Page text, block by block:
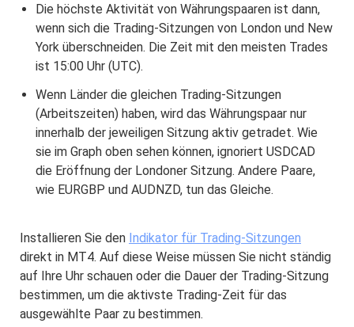
Die höchste Aktivität von Währungspaaren ist dann,
wenn sich die Trading-Sitzungen von London und New
York überschneiden. Die Zeit mit den meisten Trades
ist 15:00 Uhr (UTC).
Wenn Länder die gleichen Trading-Sitzungen
(Arbeitszeiten) haben, wird das Währungspaar nur
innerhalb der jeweiligen Sitzung aktiv getradet. Wie
sie im Graph oben sehen können, ignoriert USDCAD
die Eröffnung der Londoner Sitzung. Andere Paare,
wie EURGBP und AUDNZD, tun das Gleiche.
Installieren Sie den Indikator für Trading-Sitzungen
direkt in MT4. Auf diese Weise müssen Sie nicht ständig
auf Ihre Uhr schauen oder die Dauer der Trading-Sitzung
bestimmen, um die aktivste Trading-Zeit für das
ausgewählte Paar zu bestimmen.